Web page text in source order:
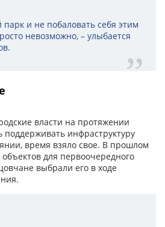
и не побаловать себя этим
невозможно, – улыбается
власти на протяжении
поддерживать инфраструктуру
время взяло свое. В прошлом
для первоочередного
выбрали его в ходе